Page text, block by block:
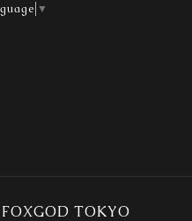
▼
TOKYO